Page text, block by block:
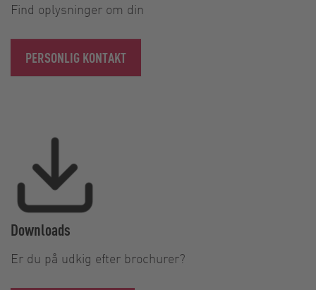
Find oplysninger om din
PERSONLIG KONTAKT
Downloads
Er du på udkig efter brochurer?